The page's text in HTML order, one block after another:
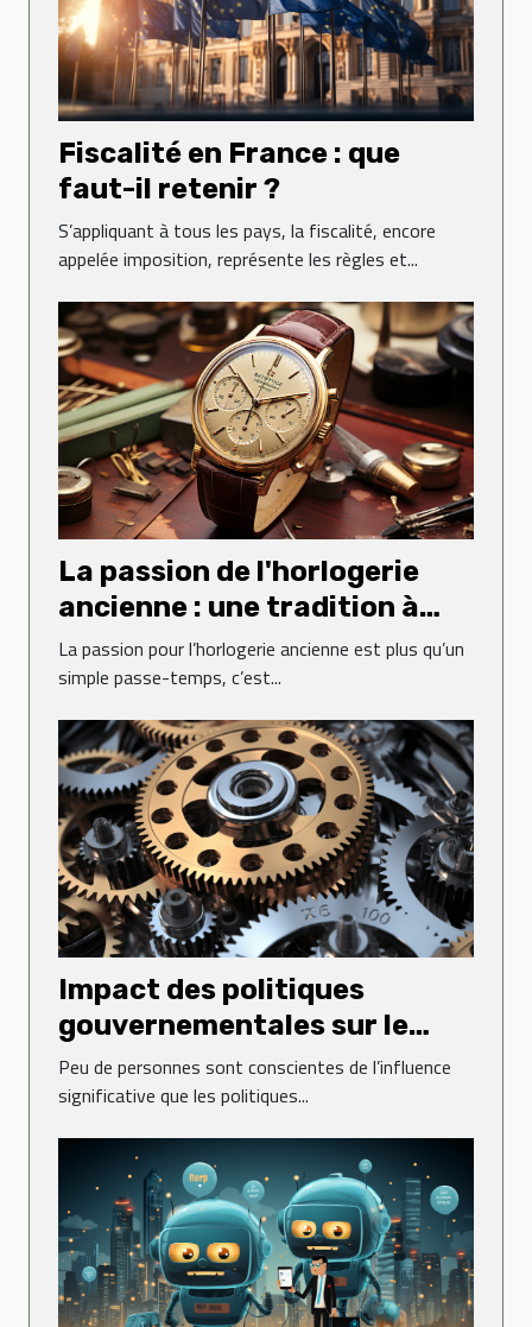
Fiscalité en France : que
faut-il retenir ?
S’appliquant à tous les pays, la fiscalité, encore
appelée imposition, représente les règles et...
La passion de l'horlogerie
ancienne : une tradition à
perpétuer
La passion pour l’horlogerie ancienne est plus qu’un
simple passe-temps, c’est...
Impact des politiques
gouvernementales sur le
dynamisme des entreprises
Peu de personnes sont conscientes de l’influence
significative que les politiques...